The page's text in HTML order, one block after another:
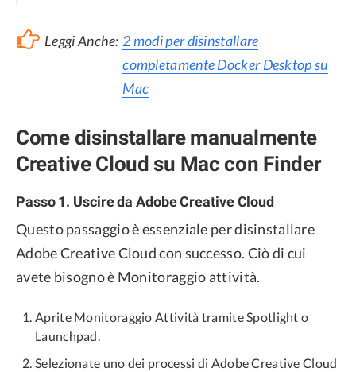
Leggi Anche: 2 modi per disinstallare
completamente Docker Desktop su
Mac
Come disinstallare manualmente
Creative Cloud su Mac con Finder
Passo 1. Uscire da Adobe Creative Cloud
Questo passaggio è essenziale per disinstallare
Adobe Creative Cloud con successo. Ciò di cui
avete bisogno è Monitoraggio attività.
Aprite Monitoraggio Attività tramite Spotlight o
Launchpad.
Selezionate uno dei processi di Adobe Creative Cloud